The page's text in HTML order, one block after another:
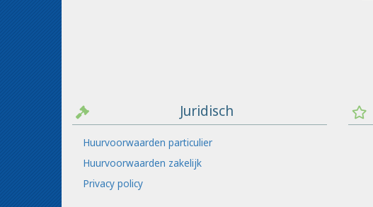
Juridisch
Huurvoorwaarden particulier
Huurvoorwaarden zakelijk
Privacy policy